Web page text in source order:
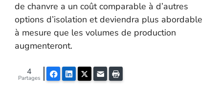
de chanvre a un coût comparable à d’autres
options d’isolation et deviendra plus abordable
à mesure que les volumes de production
augmenteront.
FacebookLinkedInTwitterE-mail
Partages
4